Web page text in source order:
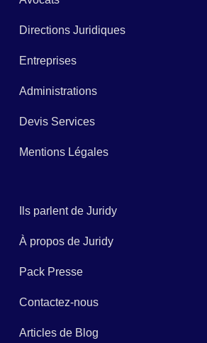
Directions Juridiques
Entreprises
Administrations
Devis Services
Mentions Légales
Ils parlent de Juridy
À propos de Juridy
Pack Presse
Contactez-nous
Articles de Blog